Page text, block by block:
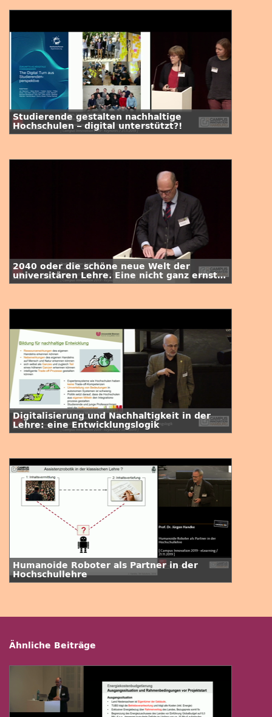
Studierende gestalten nachhaltige
Hochschulen – digital unterstützt?!
2040 oder die schöne neue Welt der
universitären Lehre. Eine nicht ganz ernste
Zukunftsvision
Digitalisierung und Nachhaltigkeit in der
Lehre: eine Entwicklungslogik
Humanoide Roboter als Partner in der
Hochschullehre
Ähnliche Beiträge